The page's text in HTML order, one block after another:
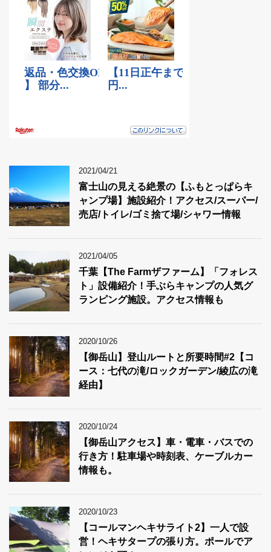
2021/04/21
富士山の見える絶景の【ふもとっぱらキ
ャンプ場】施設紹介！アクセス/スーパー/
売店/トイレ/ゴミ捨て場/シャワー情報
2021/04/05
千葉【The Farmザファーム】「フォレス
ト」設備紹介！手ぶらキャンプの人気グ
ランピング施設。アクセス情報も
2020/10/26
【御岳山】登山ルートと所要時間#2【コ
ース：七代の滝/ロックガーデン/綾広の滝
経由】
2020/10/24
【御岳山アクセス】車・電車・バスでの
行き方！駐車場や時刻表、ケーブルカー
情報も。
2020/10/23
【コールマンヘキサライト2】一人で設
営！ヘキサタープの張り方。ポールでア